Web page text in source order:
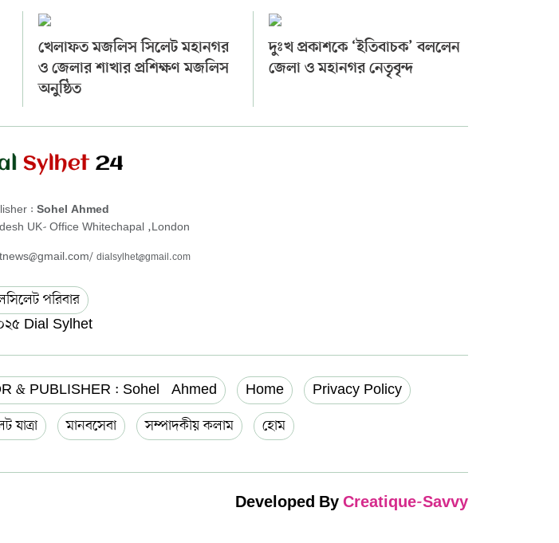
খেলাফত মজলিস সিলেট মহানগর
ও জেলার শাখার প্রশিক্ষণ মজলিস
অনুষ্ঠিত
দুঃখ প্রকাশকে ‘ইতিবাচক’ বললেন
জেলা ও মহানগর নেতৃবৃন্দ
: Sohel Ahmed
UK- Office Whitechapal ,London
dialsylhet@gmail.com
পরিবার
Dial Sylhet
& PUBLISHER : Sohel Ahmed Home
Privacy Policy
যাত্রা মানবসেবা সম্পাদকীয় কলাম হোম
Developed By Creatique-Savvy